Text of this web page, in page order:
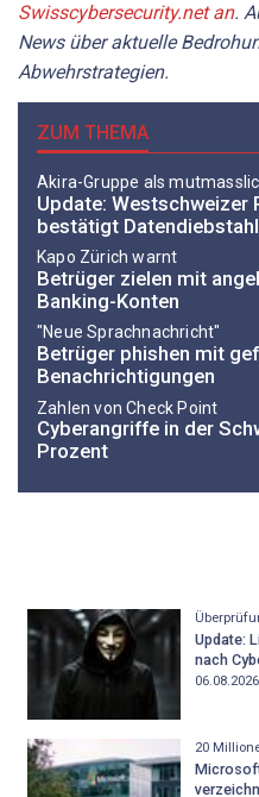
Swisscybersecurity.net an.
News über aktuelle
Abwehrstrategien.
ZUM THEMA
Akira-Gruppe als
Update: Westschweizer
bestätigt
Kapo Zürich warnt
Betrüger zielen mit
Banking-Konten
"Neue Sprachnachricht"
Betrüger phishen mit
Benachrichtigungen
Zahlen von Check Point
Cyberangriffe in der
Prozent
Update:
nach
20